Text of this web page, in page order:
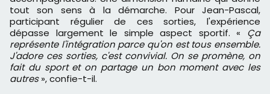
tout son sens à la démarche. Pour Jean-Pascal,
participant régulier de ces sorties, l'expérience
dépasse largement le simple aspect sportif. « Ça
représente l'intégration parce qu'on est tous ensemble.
J'adore ces sorties, c'est convivial. On se promène, on
fait du sport et on partage un bon moment avec les
autres», confie-t-il.